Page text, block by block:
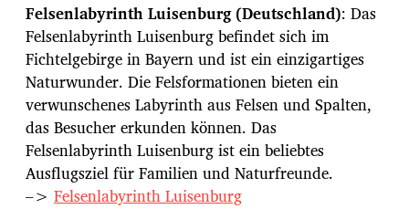
Felsenlabyrinth Luisenburg (Deutschland): Das
Felsenlabyrinth Luisenburg befindet sich im
Fichtelgebirge in Bayern und ist ein einzigartiges
Naturwunder. Die Felsformationen bieten ein
verwunschenes Labyrinth aus Felsen und Spalten,
das Besucher erkunden können. Das
Felsenlabyrinth Luisenburg ist ein beliebtes
Ausflugsziel für Familien und Naturfreunde.
–> Felsenlabyrinth Luisenburg